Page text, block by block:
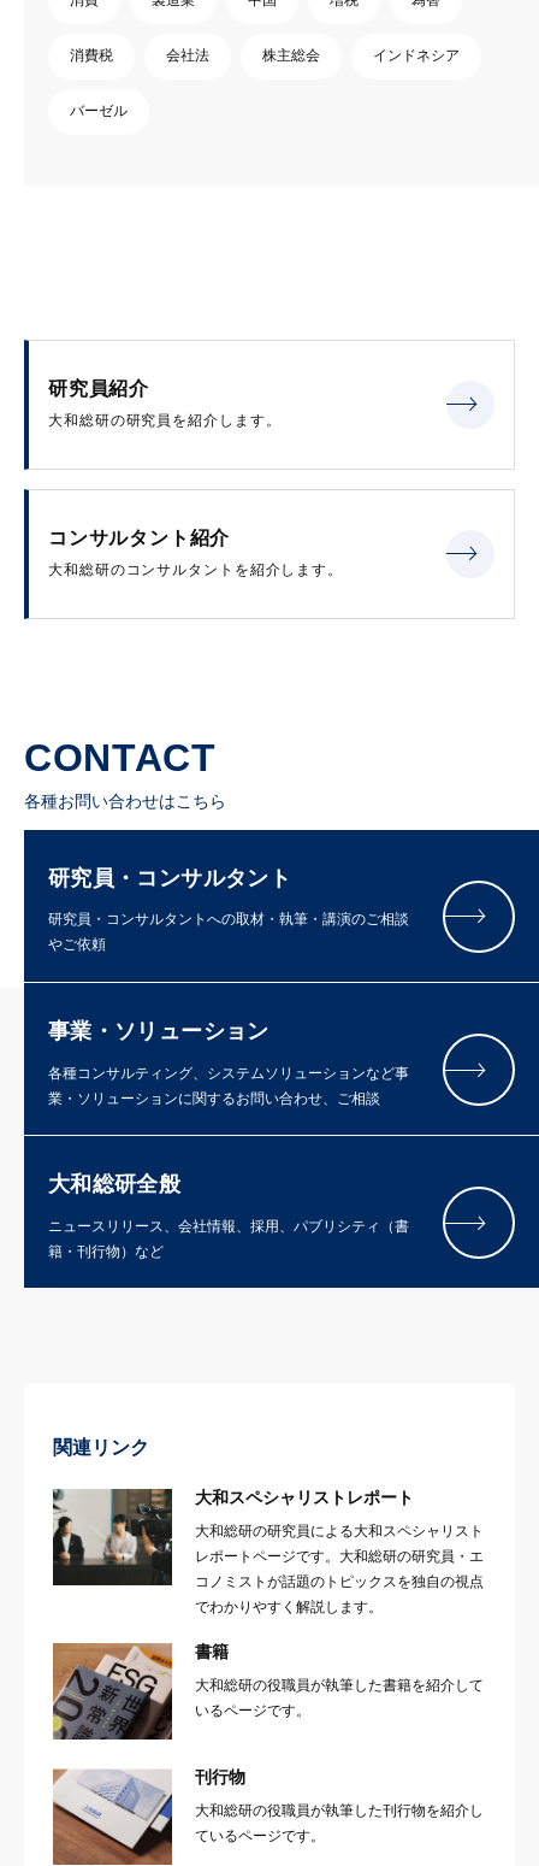
消費税 会社法 株主総会 インドネシア
バーゼル
研究員紹介
大和総研の研究員を紹介します。
コンサルタント紹介
大和総研のコンサルタントを紹介します。
CONTACT
各種お問い合わせはこちら
研究員・コンサルタント
研究員・コンサルタントへの取材・執筆・講演のご相談
やご依頼
事業・ソリューション
各種コンサルティング、システムソリューションなど事
業・ソリューションに関するお問い合わせ、ご相談
大和総研全般
ニュースリリース、会社情報、採用、パブリシティ（書
籍・刊行物）など
関連リンク
大和スペシャリストレポート
大和総研の研究員による大和スペシャリスト
レポートページです。大和総研の研究員・エ
コノミストが話題のトピックスを独自の視点
でわかりやすく解説します。
書籍
大和総研の役職員が執筆した書籍を紹介して
いるページです。
刊行物
大和総研の役職員が執筆した刊行物を紹介し
ているページです。